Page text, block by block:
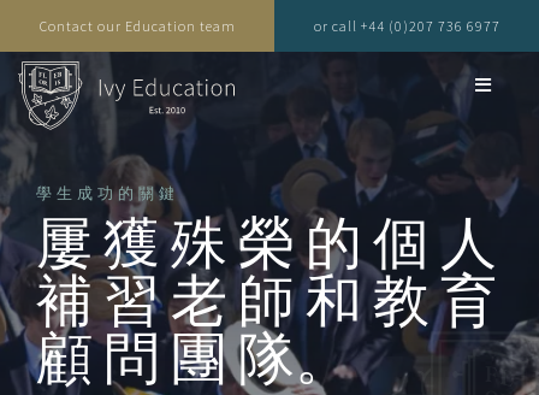
Contact our Education team or call +44 (0)207 736 6977
學生成功的關鍵
屢 獲 殊 榮 的 個 人
補 習 老 師 和 教 育
顧 問 團 隊。